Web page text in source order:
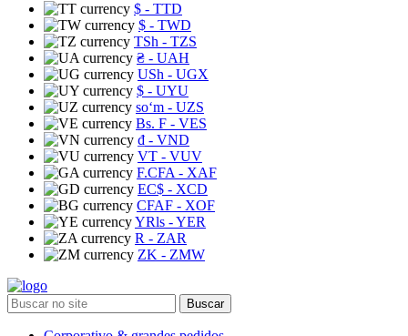
$ - TTD
$ - TWD
TSh - TZS
₴ - UAH
USh - UGX
$ - UYU
soʻm - UZS
Bs. F - VES
₫ - VND
VT - VUV
F.CFA - XAF
EC$ - XCD
CFAF - XOF
YRls - YER
R - ZAR
ZK - ZMW
Buscar